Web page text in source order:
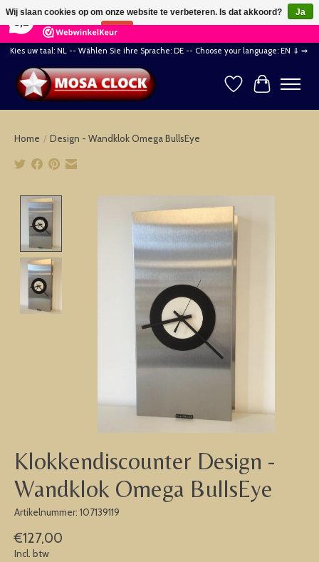
164 Reviews ×
Kies uw taal: NL -- Wählen Sie ihre Sprache: DE -- Choose your language: EN ⇓ ⇒
Verlanglijst
Home / Design - Wandklok Omega BullsEye
Klokkendiscounter Design -
Wandklok Omega BullsEye
Artikelnummer: 107139119
€127,00
Incl. btw
Wij slaan cookies op om onze website te verbeteren. Is dat akkoord?
Ja
Nee